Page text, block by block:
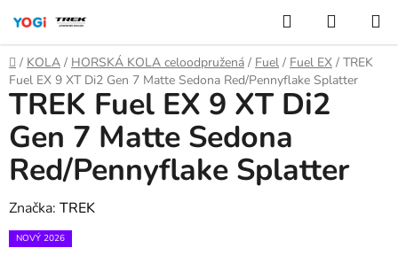
obsah
Hledat
KOŠÍK
Domů
/ KOLA / HORSKÁ KOLA celoodpružená / Fuel / Fuel EX / TREK
Fuel EX 9 XT Di2 Gen 7 Matte Sedona Red/Pennyflake Splatter
TREK Fuel EX 9 XT Di2
Gen 7 Matte Sedona
Red/Pennyflake Splatter
Značka: TREK
NOVÝ 2026